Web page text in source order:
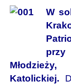
W
przy
Katolickiej.